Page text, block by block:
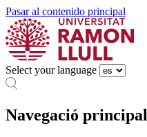
Pasar al contenido principal
Select your language
Navegació principal